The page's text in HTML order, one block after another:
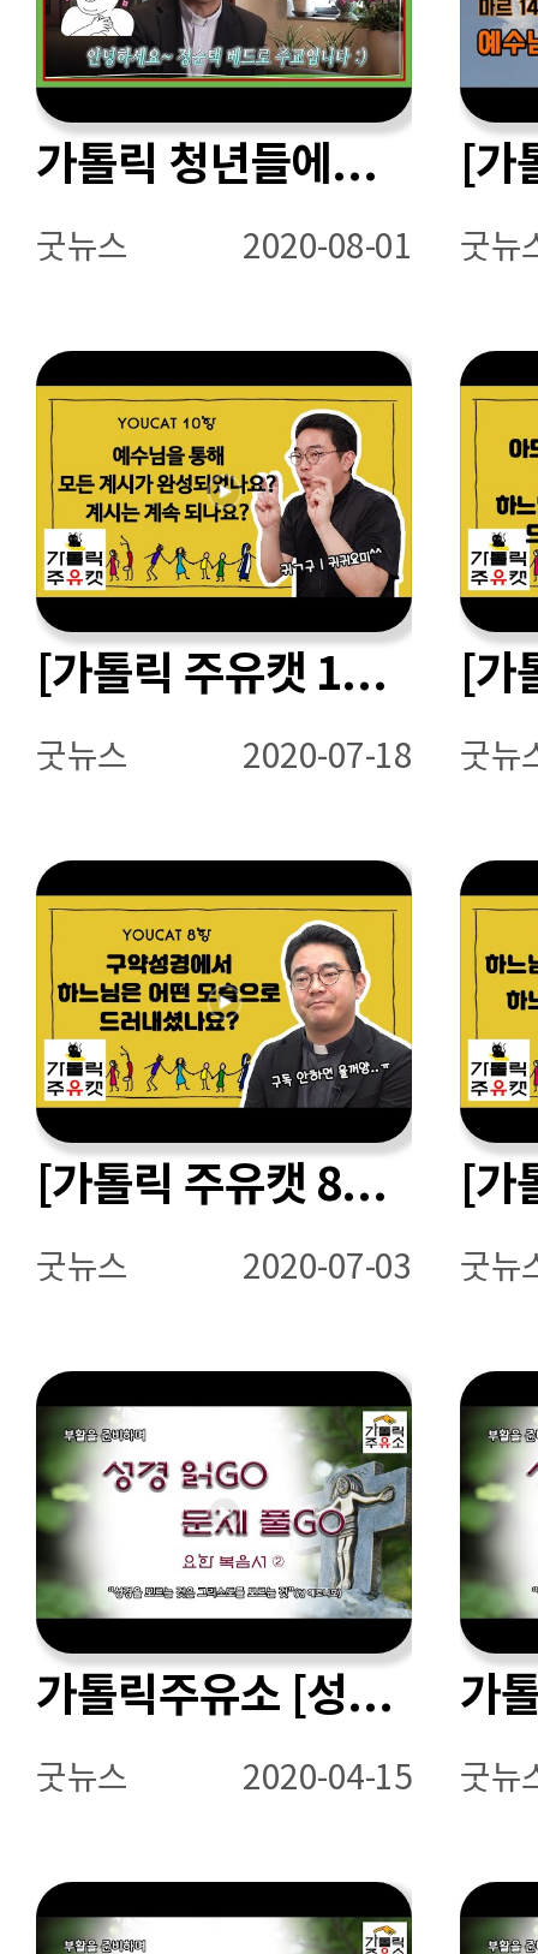
가톨릭 청년들에게 보내는 응원 메시지 - 정순택 베드로 주교님
굿뉴스 2020-08-01 굿뉴
[가톨릭 주유캣 10항] 예수님을 통해 모든 계시가 완성되었나요? 아니면 그분 이후에도 계시는 계속 되나요?
굿뉴스 2020-07-18 굿뉴
[가톨릭 주유캣 8항] 구약성경에서 하느님은 당신을 어떤 모습으로 드러내셨나요?
굿뉴스 2020-07-03 굿뉴
가톨릭주유소 [성경읽GO 문제풀GO - 요한 복음서 ②]
굿뉴스 2020-04-15 굿뉴